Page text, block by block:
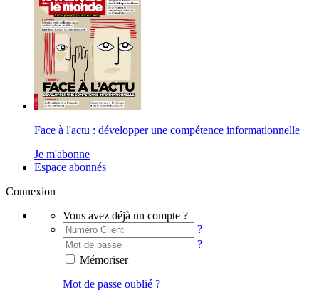
Face à l'actu : développer une compétence informationnelle
Je m'abonne
Espace abonnés
Connexion
Vous avez déjà un compte ?
?
?
Mémoriser
Mot de passe oublié ?